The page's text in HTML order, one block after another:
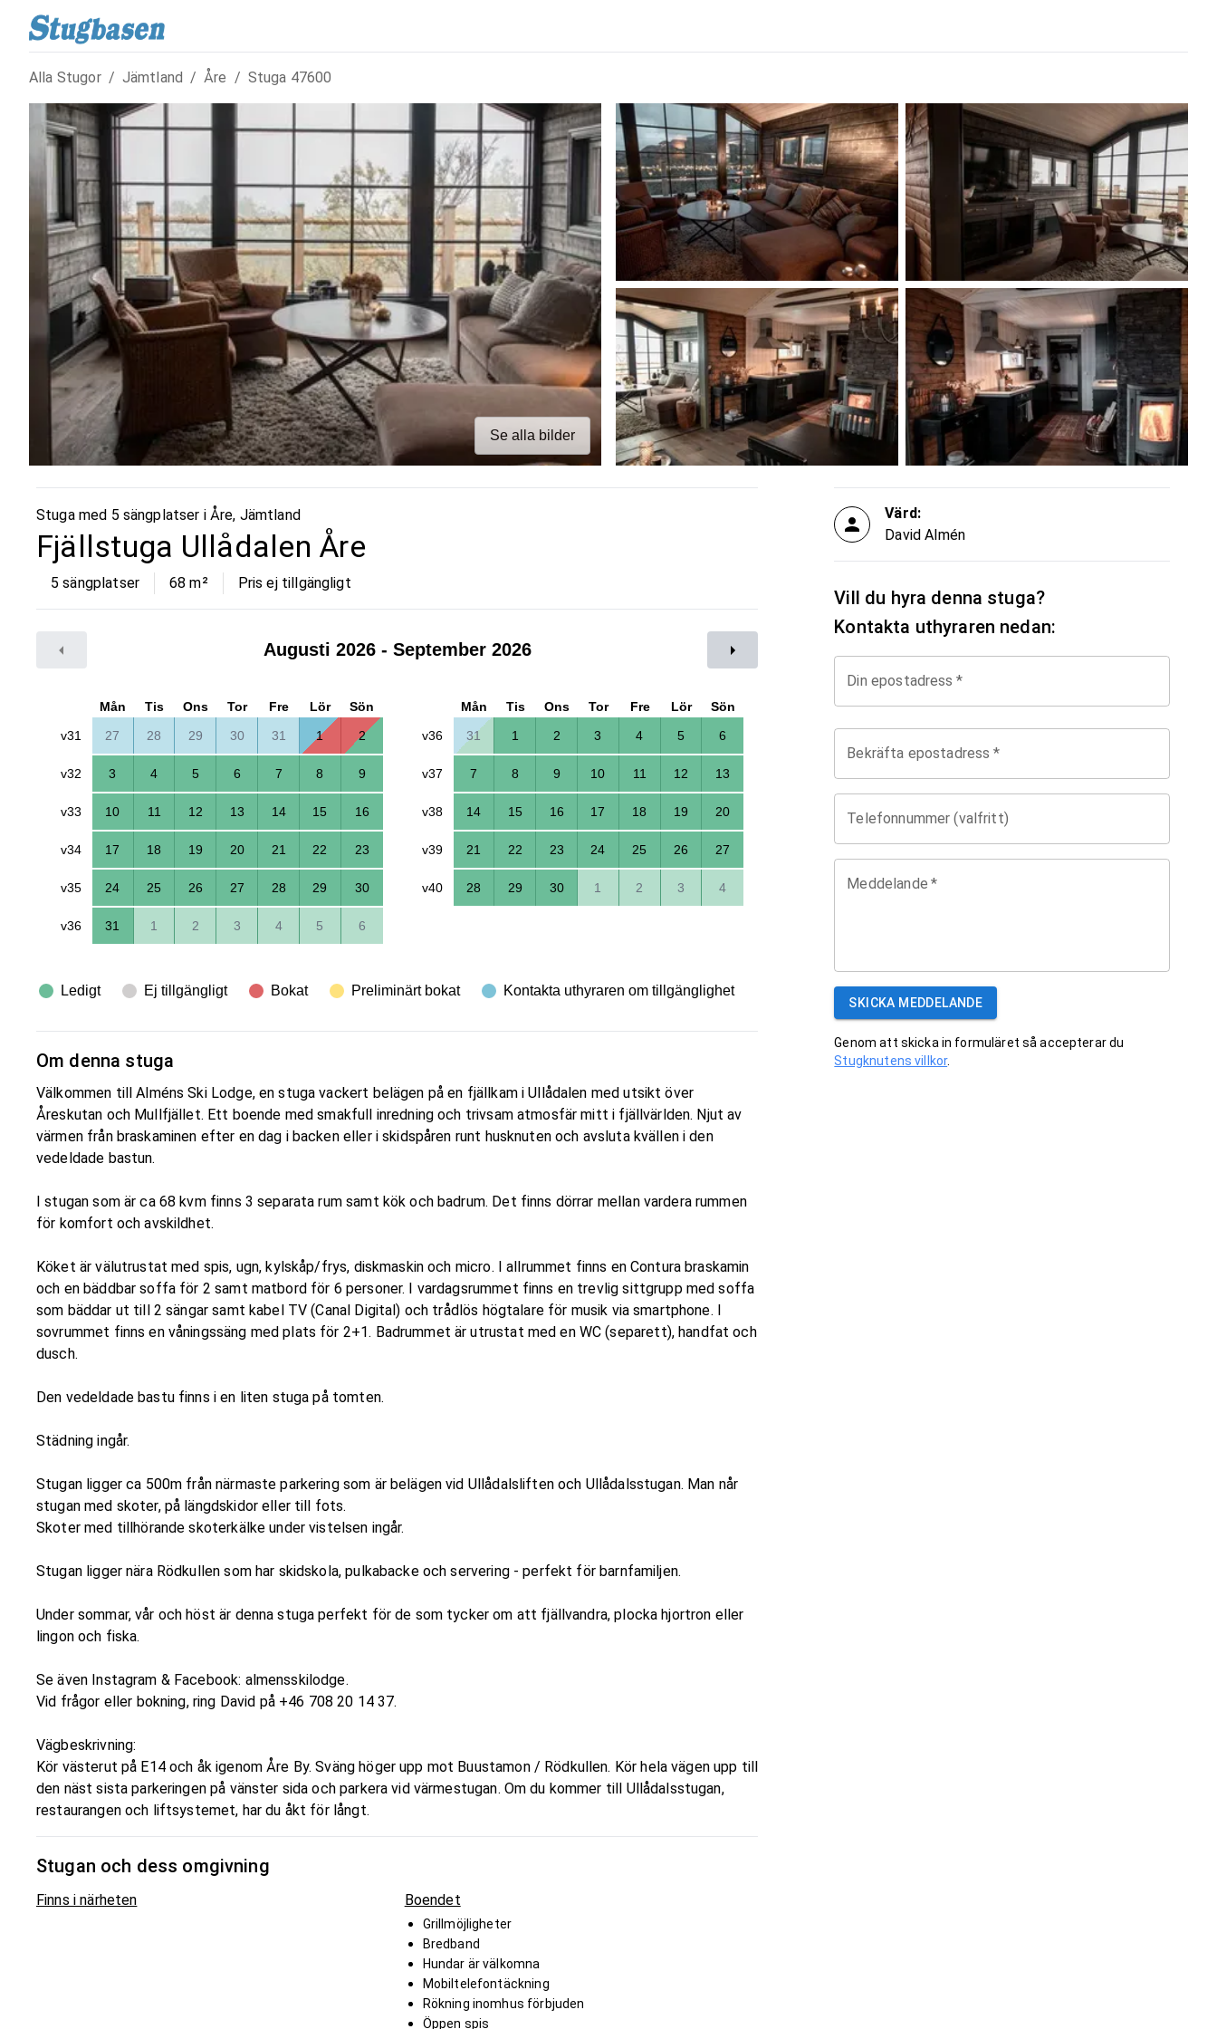
Alla Stugor / Jämtland / Åre / Stuga 47600
Se alla bilder
Stuga med 5 sängplatser i Åre, Jämtland
Fjällstuga Ullådalen Åre
5 sängplatser 68 m² Pris ej tillgängligt
Augusti 2026- September 2026
Mån Tis Ons Tor Fre Lör
Sön
v31
27 28 29 30 31 1 2
v32 3 4 5 6 7 8 9
v33 10 11 12 13 14 15 16
v34 17 18 19 20 21 22 23
v35 24 25 26 27 28 29 30
v36 31 1 2 3 4 5 6
Mån Tis Ons Tor Fre Lör
Sön
v36
31 1 2 3 4 5 6
v37 7 8 9 10 11 12 13
v38 14 15 16 17 18 19 20
v39 21 22 23 24 25 26 27
v40 28 29 30 1 2 3 4
Ledigt Ej tillgängligt Bokat Preliminärt bokat Kontakta uthyraren om tillgänglighet
Om denna stuga
Välkommen till Alméns Ski Lodge, en stuga vackert belägen på en fjällkam i Ullådalen med utsikt över
Åreskutan och Mullfjället. Ett boende med smakfull inredning och trivsam atmosfär mitt i fjällvärlden. Njut av
värmen från braskaminen efter en dag i backen eller i skidspåren runt husknuten och avsluta kvällen i den
vedeldade bastun.
I stugan som är ca 68 kvm finns 3 separata rum samt kök och badrum. Det finns dörrar mellan vardera rummen
för komfort och avskildhet.
Köket är välutrustat med spis, ugn, kylskåp/frys, diskmaskin och micro. I allrummet finns en Contura braskamin
och en bäddbar soffa för 2 samt matbord för 6 personer. I vardagsrummet finns en trevlig sittgrupp med soffa
som bäddar ut till 2 sängar samt kabel TV (Canal Digital) och trådlös högtalare för musik via smartphone. I
sovrummet finns en våningssäng med plats för 2+1. Badrummet är utrustat med en WC (separett), handfat och
dusch.
Den vedeldade bastu finns i en liten stuga på tomten.
Städning ingår.
Stugan ligger ca 500m från närmaste parkering som är belägen vid Ullådalsliften och Ullådalsstugan. Man når
stugan med skoter, på längdskidor eller till fots.
Skoter med tillhörande skoterkälke under vistelsen ingår.
Stugan ligger nära Rödkullen som har skidskola, pulkabacke och servering - perfekt för barnfamiljen.
Under sommar, vår och höst är denna stuga perfekt för de som tycker om att fjällvandra, plocka hjortron eller
lingon och fiska.
Se även Instagram & Facebook: almensskilodge.
Vid frågor eller bokning, ring David på +46 708 20 14 37.
Vägbeskrivning:
Kör västerut på E14 och åk igenom Åre By. Sväng höger upp mot Buustamon / Rödkullen. Kör hela vägen upp till
den näst sista parkeringen på vänster sida och parkera vid värmestugan. Om du kommer till Ullådalsstugan,
restaurangen och liftsystemet, har du åkt för långt.
Stugan och dess omgivning
Finns i närheten Boendet
Grillmöjligheter
Bredband
Hundar är välkomna
Mobiltelefontäckning
Rökning inomhus förbjuden
Öppen spis
Värd:
David Almén
Vill du hyra denna stuga?
Kontakta uthyraren nedan:
Din epostadress *
Bekräfta epostadress *
Telefonnummer (valfritt)
Meddelande *
SKICKA MEDDELANDE
Genom att skicka in formuläret så accepterar du
Stugknutens villkor.